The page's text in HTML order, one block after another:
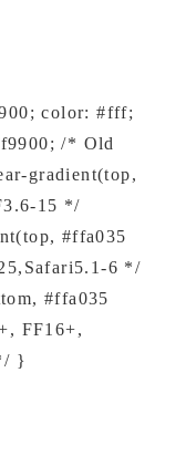
color: #fff;
/* Old
gradient(top,
15 */
#ffa035
6 */
#ffa035
FF16+,
}